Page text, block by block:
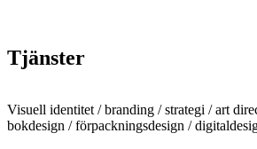
Tjänster
Visuell identitet / branding / strategi / art
bokdesign / förpacknings­design /